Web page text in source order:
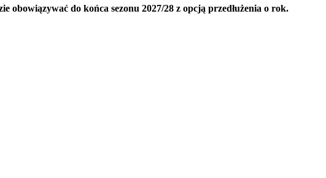
obowiązywać do końca sezonu 2027/28 z opcją przedłużenia o rok.